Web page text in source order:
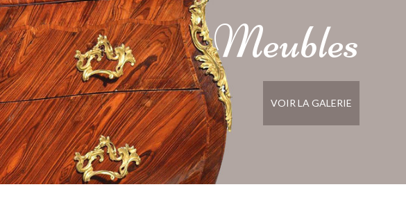
Meubles
VOIR LA GALERIE